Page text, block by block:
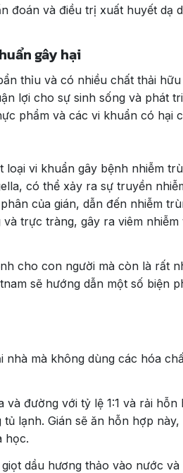
đoán và điều trị xuất huyết dạ
gây hại
thỉu và có nhiều chất thải
lợi cho sự sinh sống và phát
phẩm và các vi khuẩn có hại
loại vi khuẩn gây bệnh nhiễm
có thể xảy ra sự truyền
của gián, dẫn đến nhiễm
trực tràng, gây ra viêm
cho con người mà còn là rất
sẽ hướng dẫn một số biện
mà không dùng các hóa
và đường với tỷ lệ 1:1 và rải
lạnh. Gián sẽ ăn hỗn hợp
học.
giọt dầu hương thảo vào nước